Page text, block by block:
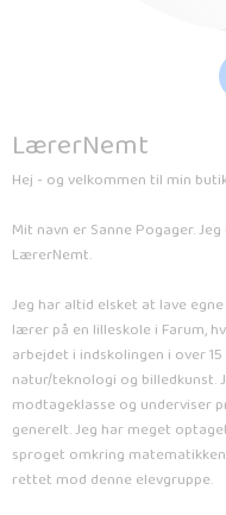
LærerNemt
Hej - og velkommen til min
Mit navn er Sanne Pogager.
LærerNemt.
Jeg har altid elsket at lave
lærer på en lilleskole i Farum,
arbejdet i indskolingen i over
natur/teknologi og billedkunst.
modtageklasse og underviser
generelt. Jeg har meget
sproget omkring
rettet mod denne elevgruppe.